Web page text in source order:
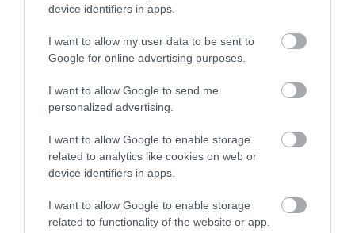
device identifiers in apps.
I want to allow my user data to be sent to
Google for online advertising purposes.
I want to allow Google to send me
personalized advertising.
I want to allow Google to enable storage
related to analytics like cookies on web or
device identifiers in apps.
I want to allow Google to enable storage
related to functionality of the website or app.